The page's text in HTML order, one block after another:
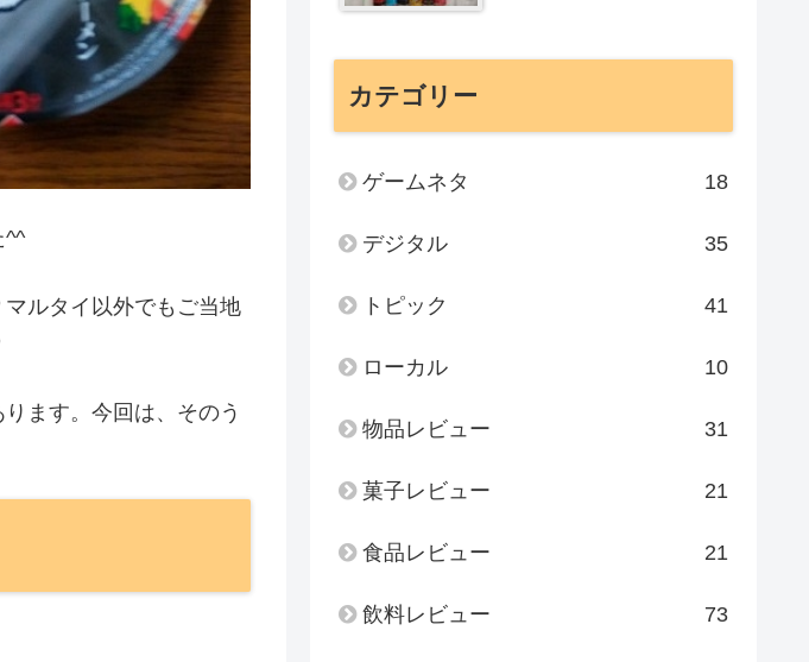
^^
ルタイ以外でもご当地
ます。今回は、そのう
カテゴリー
ゲームネタ 18
デジタル 35
トピック 41
ローカル 10
物品レビュー 31
菓子レビュー 21
食品レビュー 21
飲料レビュー 73